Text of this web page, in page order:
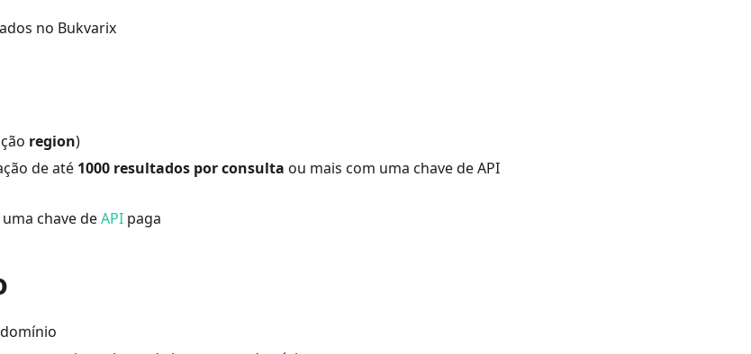
no Bukvarix
region)
de até 1000 resultados por consulta ou mais com uma chave de API
chave deAPI paga